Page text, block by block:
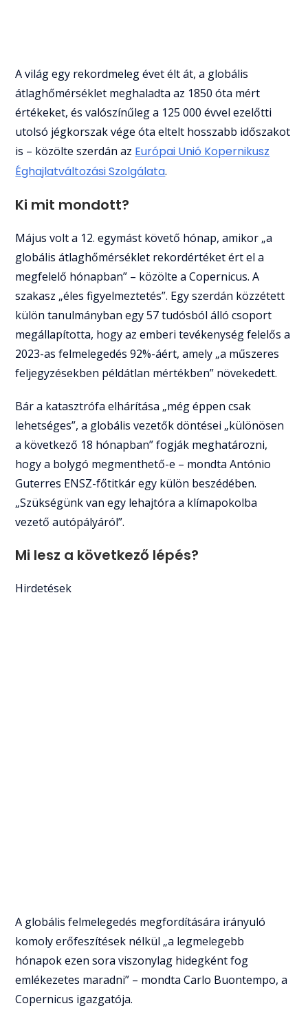
A világ egy rekordmeleg évet élt át, a globális
átlaghőmérséklet meghaladta az 1850 óta mért
értékeket, és valószínűleg a 125 000 évvel ezelőtti
utolsó jégkorszak vége óta eltelt hosszabb időszakot
is – közölte szerdán az Európai Unió Kopernikusz
Éghajlatváltozási Szolgálata.
Ki mit mondott?
Május volt a 12. egymást követő hónap, amikor „a
globális átlaghőmérséklet rekordértéket ért el a
megfelelő hónapban” – közölte a Copernicus. A
szakasz „éles figyelmeztetés”. Egy szerdán közzétett
külön tanulmányban egy 57 tudósból álló csoport
megállapította, hogy az emberi tevékenység felelős a
2023-as felmelegedés 92%-áért, amely „a műszeres
feljegyzésekben példátlan mértékben” növekedett.
Bár a katasztrófa elhárítása „még éppen csak
lehetséges”, a globális vezetők döntései „különösen
a következő 18 hónapban” fogják meghatározni,
hogy a bolygó megmenthető-e – mondta António
Guterres ENSZ-főtitkár egy külön beszédében.
„Szükségünk van egy lehajtóra a klímapokolba
vezető autópályáról”.
Mi lesz a következő lépés?
Hirdetések
A globális felmelegedés megfordítására irányuló
komoly erőfeszítések nélkül „a legmelegebb
hónapok ezen sora viszonylag hidegként fog
emlékezetes maradni” – mondta Carlo Buontempo, a
Copernicus igazgatója.